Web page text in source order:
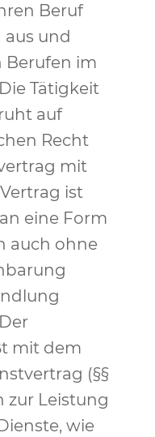
Beruf
und
Berufen im
Tätigkeit
auf
Recht
mit
ist
eine Form
auch ohne
mit dem
(§§
zur Leistung
wie